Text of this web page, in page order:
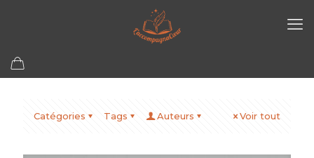
Catégories Tags Auteurs Voir tout